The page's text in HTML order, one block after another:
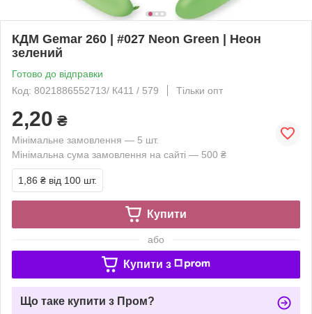
КДМ Gemar 260 | #027 Neon Green | Неон
зелений
Готово до відправки
Код: 8021886552713/ К411 / 579
Тільки опт
2,20 ₴
Мінімальне замовлення — 5 шт.
Мінімальна сума замовлення на сайті — 500 ₴
1,86 ₴ від 100 шт.
Купити
або
Купити з
Що таке купити з Пром?